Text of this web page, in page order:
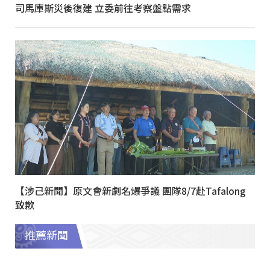
司馬庫斯災後復建 立委前往考察盤點需求
【涉己新聞】原文會新劇名爆爭議 團隊8/7赴Tafalong
致歉
推薦新聞